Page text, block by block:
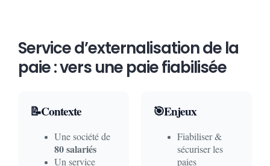
Service d’externalisation de la
paie : vers une paie fiabilisée
📝Contexte
Une société de
80 salariés
Un service
🎯Enjeux
Fiabiliser &
sécuriser les
paies